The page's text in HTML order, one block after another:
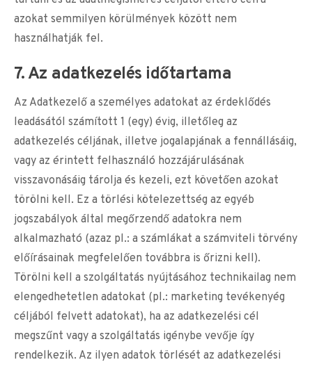
azokat semmilyen körülmények között nem
használhatják fel.
7. Az adatkezelés időtartama
Az Adatkezelő a személyes adatokat az érdeklődés
leadásától számított 1 (egy) évig, illetőleg az
adatkezelés céljának, illetve jogalapjának a fennállásáig,
vagy az érintett felhasználó hozzájárulásának
visszavonásáig tárolja és kezeli, ezt követően azokat
törölni kell. Ez a törlési kötelezettség az egyéb
jogszabályok által megőrzendő adatokra nem
alkalmazható (azaz pl.: a számlákat a számviteli törvény
előírásainak megfelelően továbbra is őrizni kell).
Törölni kell a szolgáltatás nyújtásához technikailag nem
elengedhetetlen adatokat (pl.: marketing tevékenyég
céljából felvett adatokat), ha az adatkezelési cél
megszűnt vagy a szolgáltatás igénybe vevője így
rendelkezik. Az ilyen adatok törlését az adatkezelési